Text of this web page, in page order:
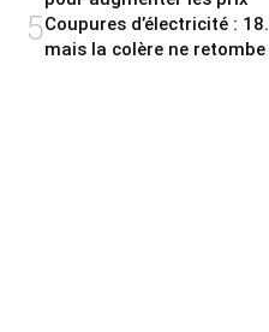
5Coupures d’électricité :
mais la colère ne